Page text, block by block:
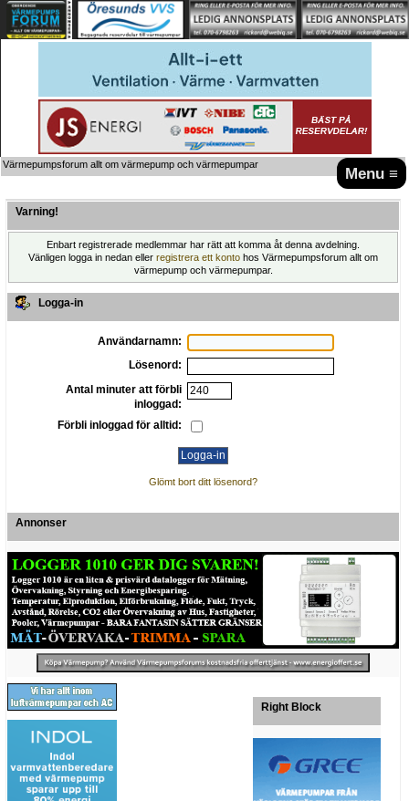
Menu ≡
Värmepumpsforum allt om värmepump och värmepumpar
Varning!
Enbart registrerade medlemmar har rätt att komma åt denna avdelning.
Vänligen logga in nedan eller registrera ett konto hos Värmepumpsforum allt om
värmepump och värmepumpar.
Logga-in
Användarnamn:
Lösenord:
Antal minuter att förbli
inloggad:
Förbli inloggad för alltid:
Glömt bort ditt lösenord?
Annonser
Right Block